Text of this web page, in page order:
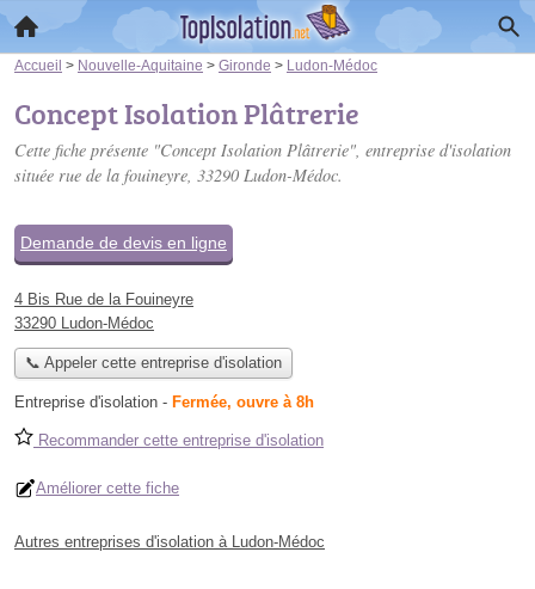
Accueil > Nouvelle-Aquitaine > Gironde > Ludon-Médoc
Concept Isolation Plâtrerie
Cette fiche présente "Concept Isolation Plâtrerie", entreprise d'isolation
située rue de la fouineyre, 33290 Ludon-Médoc.
Demande de devis en ligne
4 Bis Rue de la Fouineyre
33290 Ludon-Médoc
📞 Appeler cette entreprise d'isolation
Entreprise d'isolation - Fermée, ouvre à 8h
Recommander cette entreprise d'isolation
Améliorer cette fiche
Autres entreprises d'isolation à Ludon-Médoc